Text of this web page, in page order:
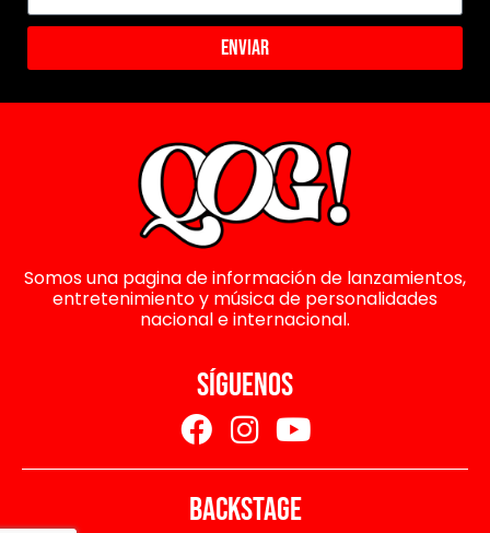
Enviar
Somos una pagina de información de lanzamientos,
entretenimiento y música de personalidades
nacional e internacional.
SÍGUENOS
BACKSTAGE